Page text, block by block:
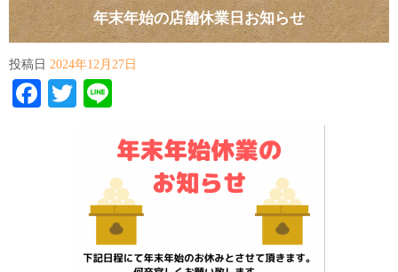
年末年始の店舗休業日お知らせ
投稿日 2024年12月27日
Facebook
Twitter